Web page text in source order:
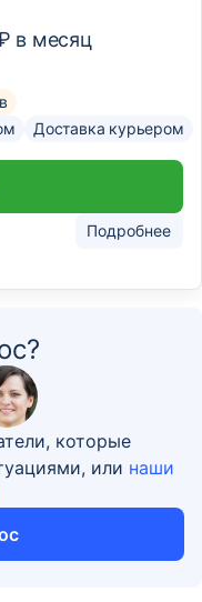
в месяц
Доставка курьером
Подробнее
которые
или наши